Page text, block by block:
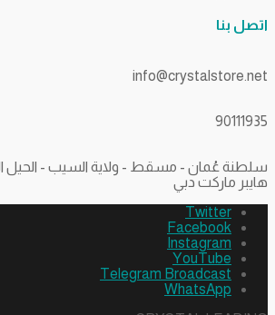
اتصل بنا
info@crystalstore.net
90111935
سلطنة عُمان - مسقط - ولاية السيب - الحيل
هايبر ماركت دبي
Twitter
Facebook
Instagram
YouTube
Telegram Broadcast
WhatsApp